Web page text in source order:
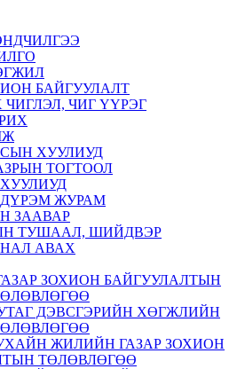
БАЙГУУЛАЛТ
ЧИГЛЭЛ, ЧИГ ҮҮРЭГ
ХУУЛИУД
ТОГТООЛ
ЖУРАМ
ЗААВАР
ТУШААЛ, ШИЙДВЭР
АВАХ
ЗОХИОН БАЙГУУЛАЛТЫН
ДЭВСГЭРИЙН ХӨГЖЛИЙН
ЖИЛИЙН ГАЗАР ЗОХИОН
ТӨЛӨВЛӨГӨӨ